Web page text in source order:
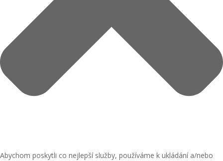
Abychom poskytli co nejlepší služby, používáme k ukládání a/nebo